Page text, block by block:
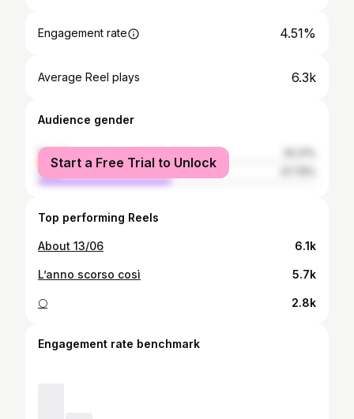
Engagement rate 4.51%
Average Reel plays 6.3k
Audience gender
female
male
Start a Free Trial to Unlock
Top performing Reels
About 13/06 6.1k
L’anno scorso così 5.7k
🌕 2.8k
Engagement rate benchmark